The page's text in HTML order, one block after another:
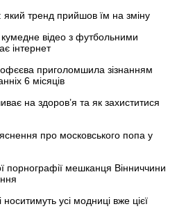
який тренд прийшов їм на зміну
кумедне відео з футбольними
інтернет
приголомшила зізнанням
6 місяців
на здоров’я та як захиститися
про московського попа у
порнографії мешканця Вінниччини
усі модниці вже цієї